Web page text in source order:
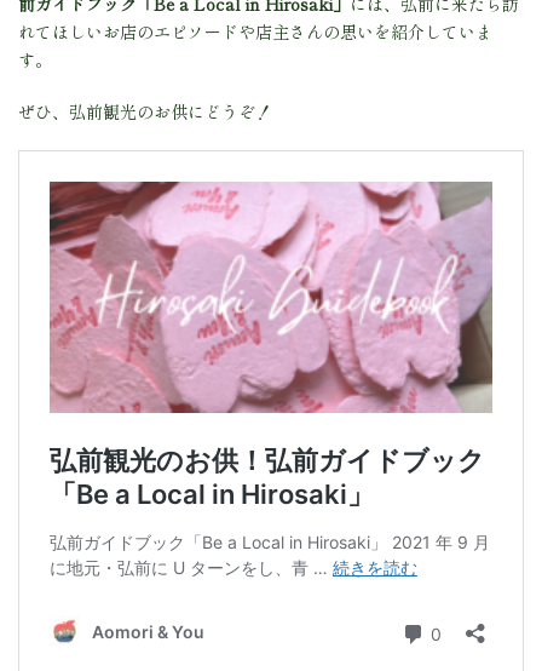
れてほしいお店のエピソードや店主さんの思いを紹介していま
す。
ぜひ、弘前観光のお供にどうぞ！